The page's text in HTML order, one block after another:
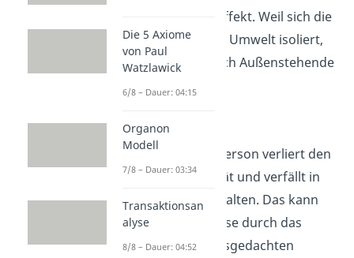
verstärkenden Effekt. Weil sich die
Person von ihrer Umwelt isoliert,
isolieren sich auch Außenstehende
immer weiter
Realitätsverlust
Die betroffene Person verliert den
Bezug zur Realität und verfällt in
irrationales Verhalten. Das kann
sich beispielsweise durch das
Sprechen mit ausgedachten
Die 5 Axiome
von Paul
Watzlawick
6/8 – Dauer: 04:15
Organon
Modell
7/8 – Dauer: 03:34
Transaktionsan
alyse
8/8 – Dauer: 04:52